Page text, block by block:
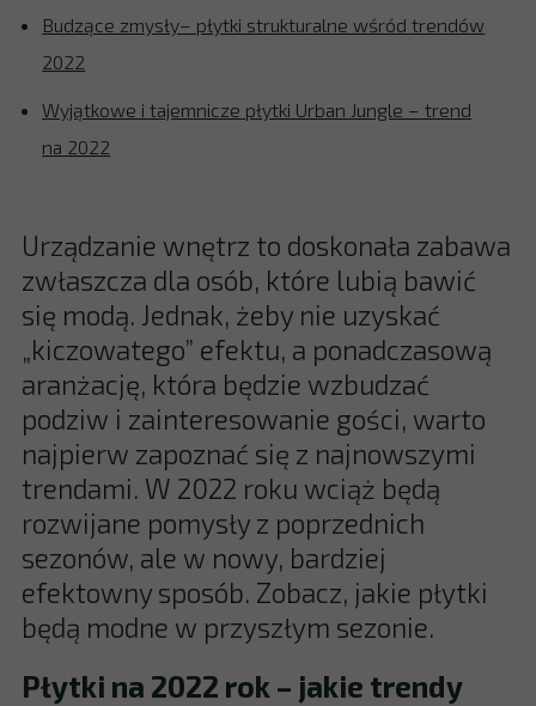
Budzące zmysły– płytki strukturalne wśród trendów
2022
Wyjątkowe i tajemnicze płytki Urban Jungle – trend
na 2022
Urządzanie wnętrz to doskonała zabawa
zwłaszcza dla osób, które lubią bawić
się modą. Jednak, żeby nie uzyskać
„kiczowatego” efektu, a ponadczasową
aranżację, która będzie wzbudzać
podziw i zainteresowanie gości, warto
najpierw zapoznać się z najnowszymi
trendami. W 2022 roku wciąż będą
rozwijane pomysły z poprzednich
sezonów, ale w nowy, bardziej
efektowny sposób. Zobacz, jakie płytki
będą modne w przyszłym sezonie.
Płytki na 2022 rok – jakie trendy